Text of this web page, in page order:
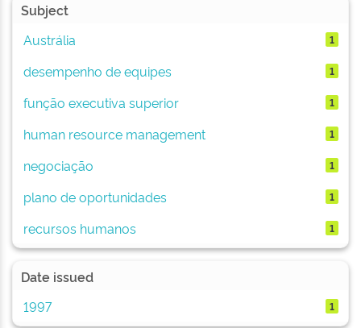
Subject
Austrália
1
desempenho de equipes 1
função executiva superior 1
human resource management 1
negociação 1
plano de oportunidades 1
recursos humanos 1
Date issued
1997
1